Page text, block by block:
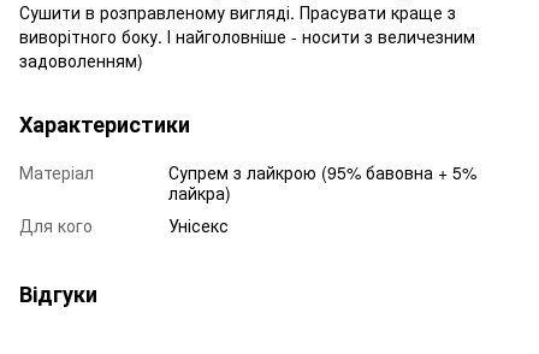
Сушити в розправленому вигляді. Прасувати краще з
виворітного боку. І найголовніше - носити з величезним
задоволенням)
Характеристики
Матеріал
Супрем з лайкрою (95% бавовна + 5%
лайкра)
Для кого
Унісекс
Відгуки